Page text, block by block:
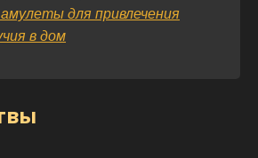
для привлечения
в дом